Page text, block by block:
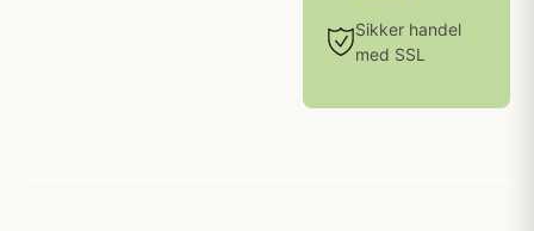
Sikker handel
med SSL